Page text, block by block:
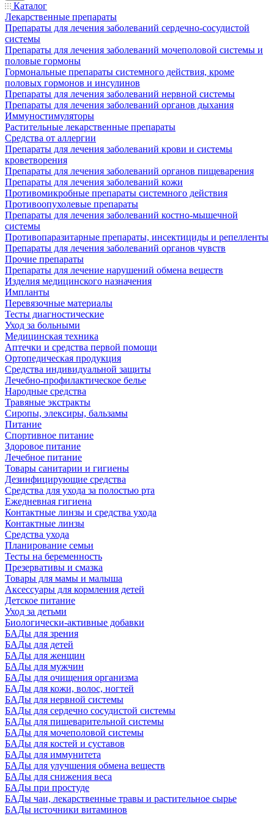
Каталог
Лекарственные препараты
Препараты для лечения заболеваний сердечно-сосудистой
системы
Препараты для лечения заболеваний мочеполовой системы и
половые гормоны
Гормональные препараты системного действия, кроме
половых гормонов и инсулинов
Препараты для лечения заболеваний нервной системы
Препараты для лечения заболеваний органов дыхания
Иммуностимуляторы
Растительные лекарственные препараты
Средства от аллергии
Препараты для лечения заболеваний крови и системы
кроветворения
Препараты для лечения заболеваний органов пищеварения
Препараты для лечения заболеваний кожи
Противомикробные препараты системного действия
Противоопухолевые препараты
Препараты для лечения заболеваний костно-мышечной
системы
Противопаразитарные препараты, инсектициды и репелленты
Препараты для лечения заболеваний органов чувств
Прочие препараты
Препараты для лечение нарушений обмена веществ
Изделия медицинского назначения
Импланты
Перевязочные материалы
Тесты диагностические
Уход за больными
Медицинская техника
Аптечки и средства первой помощи
Ортопедическая продукция
Средства индивидуальной защиты
Лечебно-профилактическое белье
Народные средства
Травяные экстракты
Сиропы, элексиры, бальзамы
Питание
Спортивное питание
Здоровое питание
Лечебное питание
Товары санитарии и гигиены
Дезинфицирующие средства
Средства для ухода за полостью рта
Ежедневная гигиена
Контактные линзы и средства ухода
Контактные линзы
Средства ухода
Планирование семьи
Тесты на беременность
Презервативы и смазка
Товары для мамы и малыша
Аксессуары для кормления детей
Детское питание
Уход за детьми
Биологически-активные добавки
БАДы для зрения
БАДы для детей
БАДы для женщин
БАДы для мужчин
БАДы для очищения организма
БАДы для кожи, волос, ногтей
БАДы для нервной системы
БАДы для сердечно сосудистой системы
БАДы для пищеварительной системы
БАДы для мочеполовой системы
БАДы для костей и суставов
БАДы для иммунитета
БАДы для улучшения обмена веществ
БАДы для снижения веса
БАДы при простуде
БАДы чаи, лекарственные травы и растительное сырье
БАДы источники витаминов